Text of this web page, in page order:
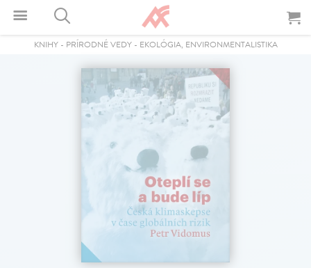
KNIHY- PRÍRODNÉ VEDY- EKOLÓGIA, ENVIRONMENTALISTIKA